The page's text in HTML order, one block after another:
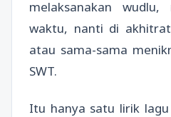
melaksanakan
waktu, nanti di
atau sama-sama
SWT.
Itu hanya satu lirik